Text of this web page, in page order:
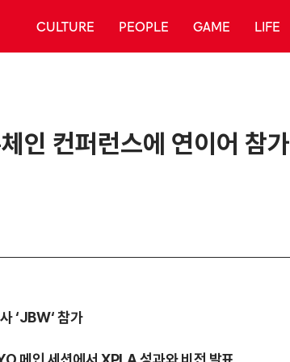
CULTURE PEOPLE GAME LIFE
인 컨퍼런스에 연이어 참가
‘JBW‘ 참가